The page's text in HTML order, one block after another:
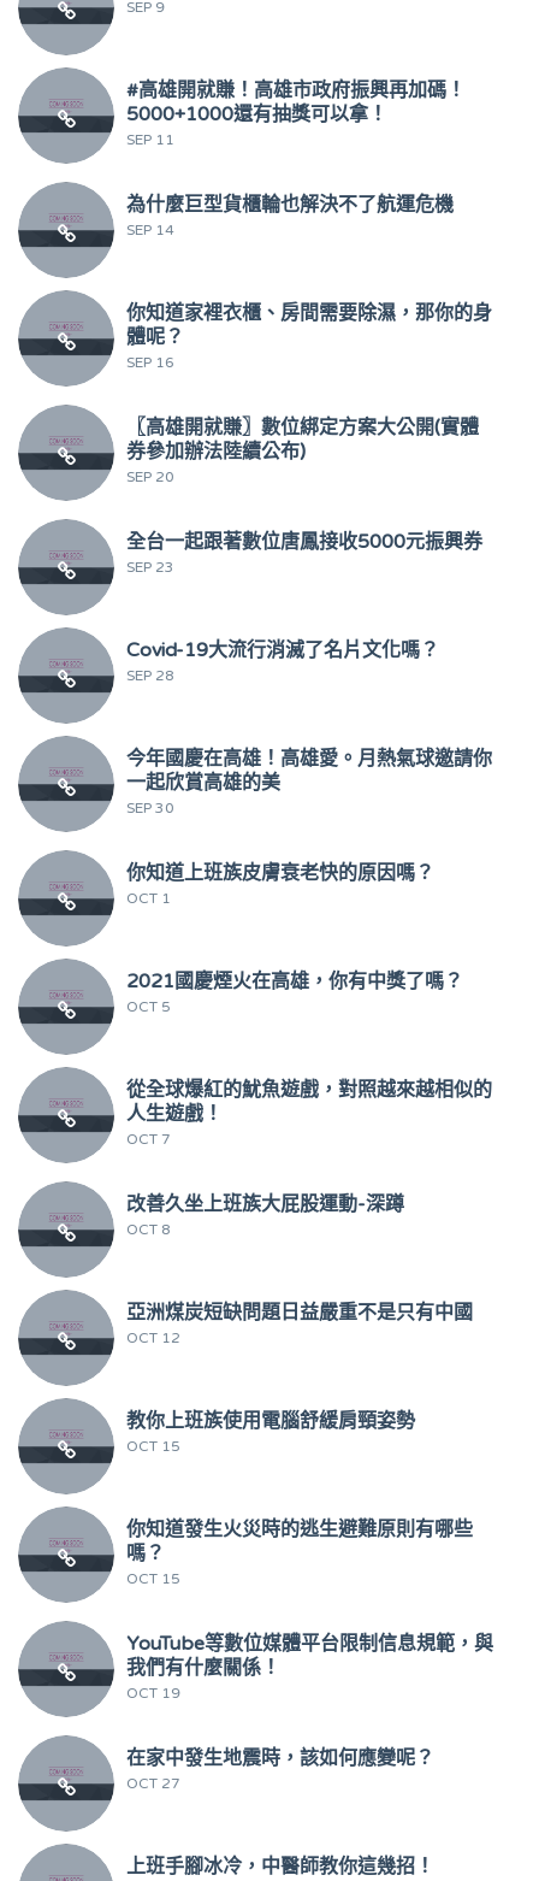
SEP 9
#高雄開就賺！高雄市政府振興再加碼！
5000+1000還有抽獎可以拿！
SEP 11
為什麼巨型貨櫃輪也解決不了航運危機
SEP 14
你知道家裡衣櫃、房間需要除濕，那你的身
體呢？
SEP 16
〖高雄開就賺〗數位綁定方案大公開(實體
券參加辦法陸續公布)
SEP 20
全台一起跟著數位唐鳳接收5000元振興券
SEP 23
Covid-19大流行消滅了名片文化嗎？
SEP 28
今年國慶在高雄！高雄愛。月熱氣球邀請你
一起欣賞高雄的美
SEP 30
你知道上班族皮膚衰老快的原因嗎？
OCT 1
2021國慶煙火在高雄，你有中獎了嗎？
OCT 5
從全球爆紅的魷魚遊戲，對照越來越相似的
人生遊戲！
OCT 7
改善久坐上班族大屁股運動-深蹲
OCT 8
亞洲煤炭短缺問題日益嚴重不是只有中國
OCT 12
教你上班族使用電腦舒緩肩頸姿勢
OCT 15
你知道發生火災時的逃生避難原則有哪些
嗎？
OCT 15
YouTube等數位媒體平台限制信息規範，與
我們有什麼關係！
OCT 19
在家中發生地震時，該如何應變呢？
OCT 27
上班手腳冰冷，中醫師教你這幾招！